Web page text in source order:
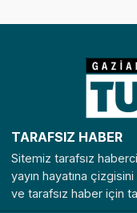
TARAFSIZ HABER
Sitemiz tarafsız
yayın hayatına
ve tarafsız haber için